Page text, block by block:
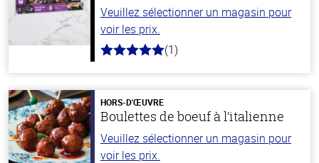
Veuillez sélectionner un magasin pour
voir les prix.
5.0
stars
(1)
HORS-D'ŒUVRE
Boulettes de boeuf à l’italienne
Veuillez sélectionner un magasin pour
voir les prix.